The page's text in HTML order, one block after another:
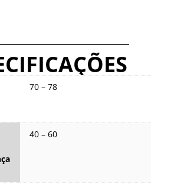
70 – 78
40 – 60